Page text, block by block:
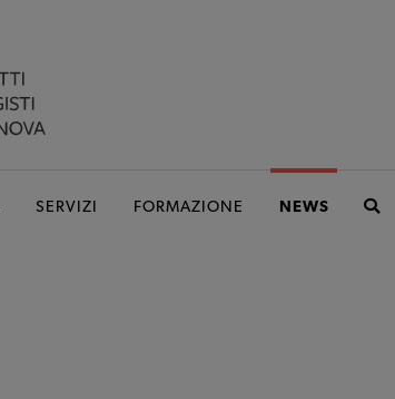
SERVIZI FORMAZIONE NEWS